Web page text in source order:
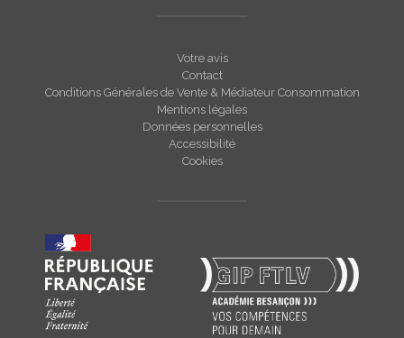
Votre avis
Contact
Conditions Générales de Vente & Médiateur Consommation
Mentions légales
Données personnelles
Accessibilité
Cookies